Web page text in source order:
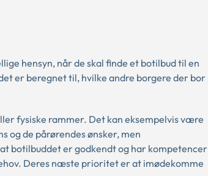
hensyn, når de skal finde et botilbud til en
er beregnet til, hvilke andre borgere der bor
fysiske rammer. Det kan eksempelvis være
og de pårørendes ønsker, men
botilbuddet er godkendt og har kompetencer
Deres næste prioritet er at imødekomme